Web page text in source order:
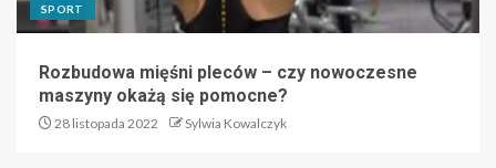
SPORT
Rozbudowa mięśni pleców – czy nowoczesne
maszyny okażą się pomocne?
28 listopada 2022 Sylwia Kowalczyk